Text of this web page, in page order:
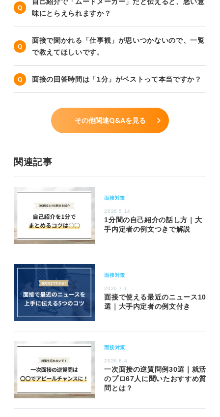
自己紹介で「ムードメーカー」だと伝えると、悪い意
味にとらえられますか？
面接で聞かれる「仕事観」が思いつかないので、一覧
で教えてほしいです。
面接の回答時間は「1分」がベストって本当ですか？
その他関連Q&Aを見る
関連記事
面接対策
2026.5.14
1分間の自己紹介の話し方｜大
手内定者の例文つきで解説
面接対策
2026.7.1
面接で使える最近のニュース10
選｜大手内定者の例文付き
面接対策
2026.8.4
一次面接の逆質問例30選｜就活
のプロ67人に聞いたおすすめ質
問とは？